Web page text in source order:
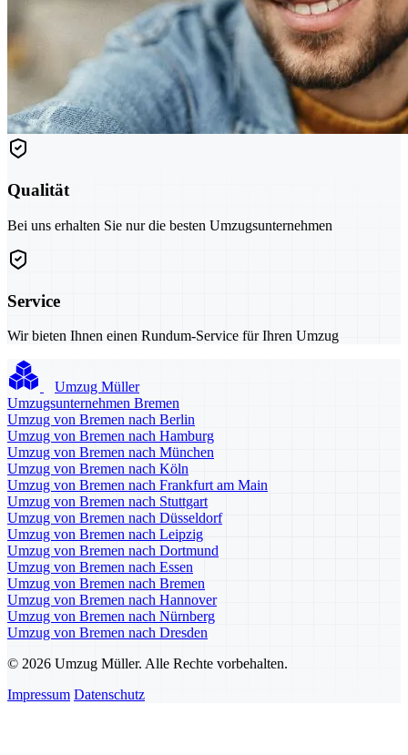
Qualität
Bei uns erhalten Sie nur die besten Umzugsunternehmen
Service
Wir bieten Ihnen einen Rundum-Service für Ihren Umzug
Umzug Müller
Umzugsunternehmen Bremen
Umzug von Bremen nach Berlin
Umzug von Bremen nach Hamburg
Umzug von Bremen nach München
Umzug von Bremen nach Köln
Umzug von Bremen nach Frankfurt am Main
Umzug von Bremen nach Stuttgart
Umzug von Bremen nach Düsseldorf
Umzug von Bremen nach Leipzig
Umzug von Bremen nach Dortmund
Umzug von Bremen nach Essen
Umzug von Bremen nach Bremen
Umzug von Bremen nach Hannover
Umzug von Bremen nach Nürnberg
Umzug von Bremen nach Dresden
© 2026 Umzug Müller. Alle Rechte vorbehalten.
Impressum Datenschutz